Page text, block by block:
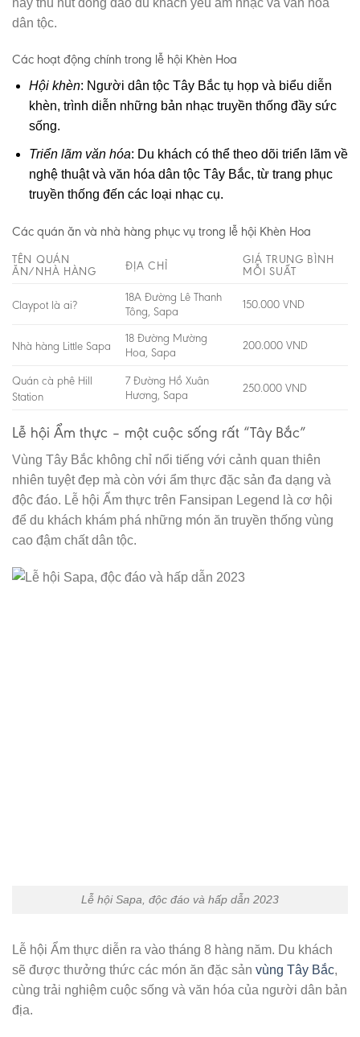
dân tộc.
Các hoạt động chính trong lễ hội Khèn Hoa
Hội khèn: Người dân tộc Tây Bắc tụ họp và biểu diễn
khèn, trình diễn những bản nhạc truyền thống đầy sức
sống.
Triển lãm văn hóa: Du khách có thể theo dõi triển lãm về
nghệ thuật và văn hóa dân tộc Tây Bắc, từ trang phục
truyền thống đến các loại nhạc cụ.
Các quán ăn và nhà hàng phục vụ trong lễ hội Khèn Hoa
TÊN QUÁN
ĂN/NHÀ HÀNG
ĐỊA CHỈ
GIÁ TRUNG BÌNH
MỖI SUẤT
Claypot là ai?
18A Đường Lê Thanh
Tông, Sapa
150.000 VND
Nhà hàng Little Sapa
18 Đường Mường
Hoa, Sapa
200.000 VND
Quán cà phê Hill
Station
7 Đường Hồ Xuân
Hương, Sapa
250.000 VND
Lễ hội Ẩm thực – một cuộc sống rất “Tây Bắc”
Vùng Tây Bắc không chỉ nổi tiếng với cảnh quan thiên
nhiên tuyệt đẹp mà còn với ẩm thực đặc sản đa dạng và
độc đáo. Lễ hội Ẩm thực trên Fansipan Legend là cơ hội
để du khách khám phá những món ăn truyền thống vùng
cao đậm chất dân tộc.
Lễ hội Sapa, độc đáo và hấp dẫn 2023
Lễ hội Ẩm thực diễn ra vào tháng 8 hàng năm. Du khách
sẽ được thưởng thức các món ăn đặc sản vùng Tây Bắc,
cùng trải nghiệm cuộc sống và văn hóa của người dân bản
địa.